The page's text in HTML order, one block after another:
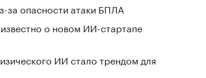
за опасности атаки БПЛА
о новом ИИ-стартапе
ИИ стало трендом для